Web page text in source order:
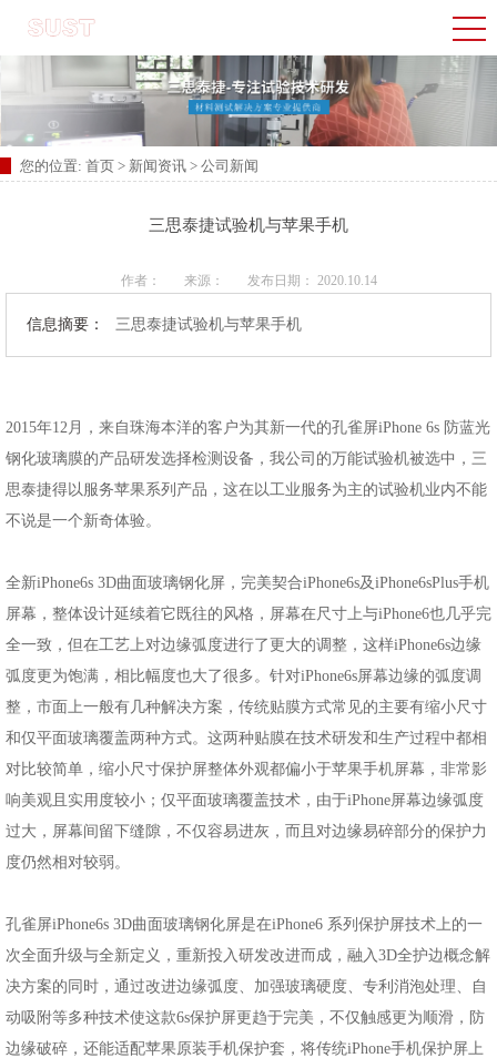
您的位置: 首页 > 新闻资讯 > 公司新闻
三思泰捷试验机与苹果手机
作者： 来源： 发布日期： 2020.10.14
信息摘要： 三思泰捷试验机与苹果手机
2015年12月，来自珠海本洋的客户为其新一代的孔雀屏iPhone 6s 防蓝光
钢化玻璃膜的产品研发选择检测设备，我公司的万能试验机被选中，三
思泰捷得以服务苹果系列产品，这在以工业服务为主的试验机业内不能
不说是一个新奇体验。
全新iPhone6s 3D曲面玻璃钢化屏，完美契合iPhone6s及iPhone6sPlus手机
屏幕，整体设计延续着它既往的风格，屏幕在尺寸上与iPhone6也几乎完
全一致，但在工艺上对边缘弧度进行了更大的调整，这样iPhone6s边缘
弧度更为饱满，相比幅度也大了很多。针对iPhone6s屏幕边缘的弧度调
整，市面上一般有几种解决方案，传统贴膜方式常见的主要有缩小尺寸
和仅平面玻璃覆盖两种方式。这两种贴膜在技术研发和生产过程中都相
对比较简单，缩小尺寸保护屏整体外观都偏小于苹果手机屏幕，非常影
响美观且实用度较小；仅平面玻璃覆盖技术，由于iPhone屏幕边缘弧度
过大，屏幕间留下缝隙，不仅容易进灰，而且对边缘易碎部分的保护力
度仍然相对较弱。
孔雀屏iPhone6s 3D曲面玻璃钢化屏是在iPhone6 系列保护屏技术上的一
次全面升级与全新定义，重新投入研发改进而成，融入3D全护边概念解
决方案的同时，通过改进边缘弧度、加强玻璃硬度、专利消泡处理、自
动吸附等多种技术使这款6s保护屏更趋于完美，不仅触感更为顺滑，防
边缘破碎，还能适配苹果原装手机保护套，将传统iPhone手机保护屏上